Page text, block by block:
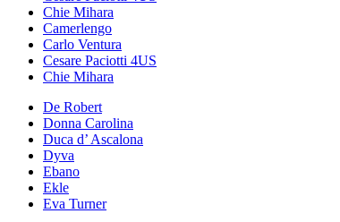
Chie Mihara
Camerlengo
Carlo Ventura
Cesare Paciotti 4US
Chie Mihara
De Robert
Donna Carolina
Duca d’ Ascalona
Dyva
Ebano
Ekle
Eva Turner